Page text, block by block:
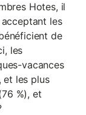
Hotes, il
les
de
les
vacances
et les plus
%), et